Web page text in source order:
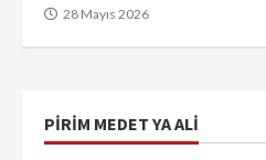
28 Mayıs 2026
PIRIM MEDET YA ALI